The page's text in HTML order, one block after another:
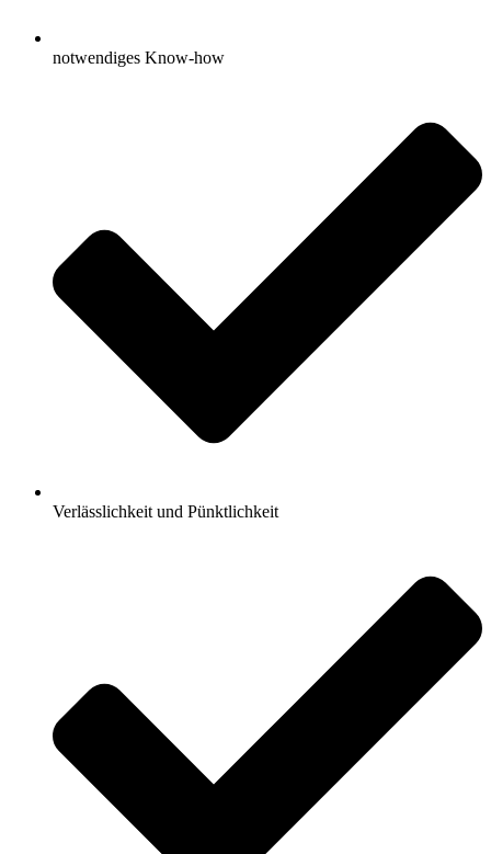
notwendiges Know-how
Verlässlichkeit und Pünktlichkeit